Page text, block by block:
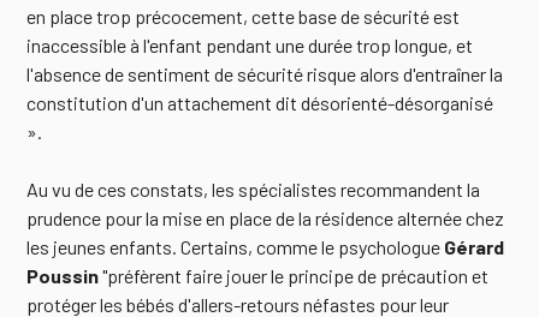
en place trop précocement, cette base de sécurité est
inaccessible à l'enfant pendant une durée trop longue, et
l'absence de sentiment de sécurité risque alors d'entraîner la
constitution d'un attachement dit désorienté-désorganisé
».
Au vu de ces constats, les spécialistes recommandent la
prudence pour la mise en place de la résidence alternée chez
les jeunes enfants. Certains, comme le psychologue Gérard
Poussin"préfèrent faire jouer le principe de précaution et
protéger les bébés d'allers-retours néfastes pour leur